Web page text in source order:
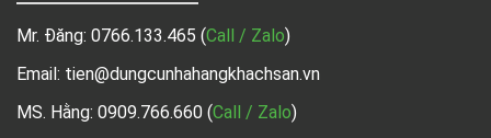
Mr. Đăng: 0766.133.465 (Call / Zalo)
Email: tien@dungcunhahangkhachsan.vn
MS. Hằng: 0909.766.660 (Call / Zalo)